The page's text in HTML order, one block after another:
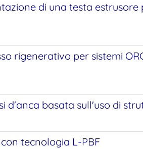
di una testa
rigenerativo per sistemi
d'anca basata sull'uso di
tecnologia L-PBF